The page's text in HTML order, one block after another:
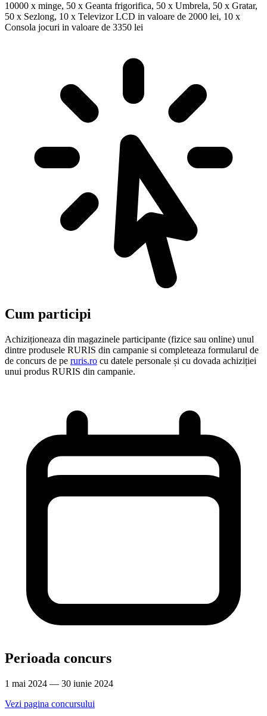
10000 x minge, 50 x Geanta frigorifica, 50 x Umbrela, 50 x Gratar,
50 x Sezlong, 10 x Televizor LCD in valoare de 2000 lei, 10 x
Consola jocuri in valoare de 3350 lei
Cum participi
Achiziționeaza din magazinele participante (fizice sau online) unul
dintre produsele RURIS din campanie si completeaza formularul de
de concurs de pe ruris.ro cu datele personale și cu dovada achiziției
unui produs RURIS din campanie.
Perioada concurs
1 mai 2024 — 30 iunie 2024
Vezi pagina concursului